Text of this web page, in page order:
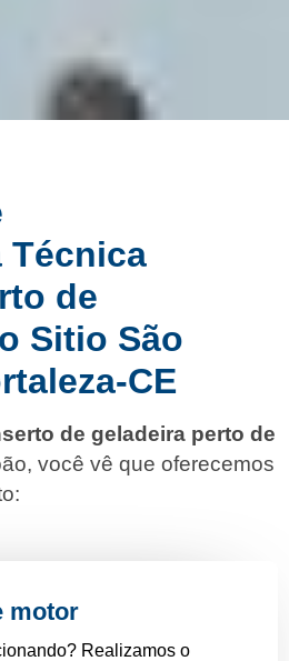
Técnica
de
Sitio São
CE
de geladeira perto de
você vê que oferecemos
motor
Realizamos o